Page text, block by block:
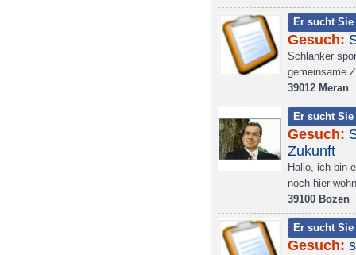
Er sucht Sie
Gesuch:
Schlanker
gemeinsame
39012 Meran
Er sucht Sie
Gesuch:
Zukunft
Hallo, ich bin
noch hier
39100 Bozen
Er sucht Sie
Gesuch: